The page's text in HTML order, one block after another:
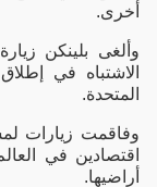
أخرى.
وألغى بلينكن
الاشتباه في
المتحدة.
وفاقمت زيارات
اقتصادين في
أراضيها.